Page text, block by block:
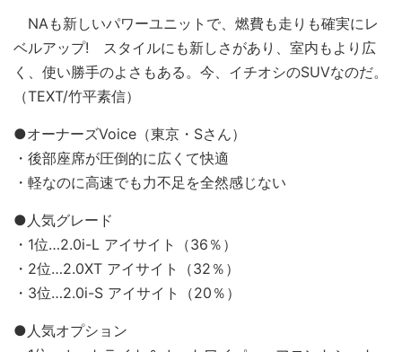
NAも新しいパワーユニットで、燃費も走りも確実にレ
ベルアップ! スタイルにも新しさがあり、室内もより広
く、使い勝手のよさもある。今、イチオシのSUVなのだ。
（TEXT/竹平素信）
●オーナーズVoice（東京・Sさん）
・後部座席が圧倒的に広くて快適
・軽なのに高速でも力不足を全然感じない
●人気グレード
・1位…2.0i-L アイサイト（36％）
・2位…2.0XT アイサイト（32％）
・3位…2.0i-S アイサイト（20％）
●人気オプション